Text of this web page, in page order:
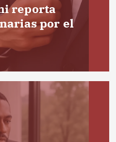
reporta
por el